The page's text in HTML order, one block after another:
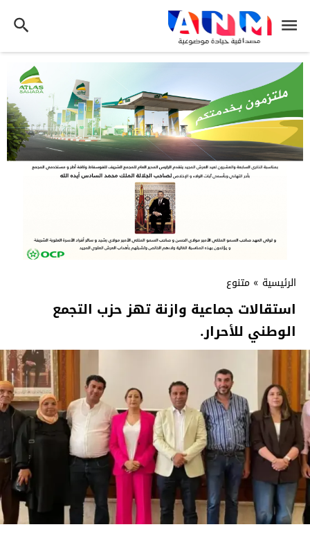
الرئيسية » متنوع
استقالات جماعية وازنة تهز حزب التجمع
الوطني للأحرار.